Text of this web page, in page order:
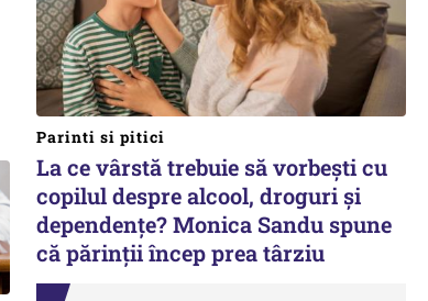
Parinti si pitici
La ce vârstă trebuie să vorbești cu
copilul despre alcool, droguri și
dependențe? Monica Sandu spune
că părinții încep prea târziu